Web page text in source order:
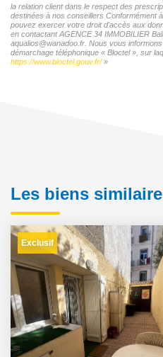
la relation client dans le respect des
destinées à nos conseillers Conformément
pouvez exercer votre droit d'accès aux
en contactant AGENCE 34 IMMOBILIER
aqualios@wanadoo.fr. Nous vous
démarchage téléphonique « Bloctel », sur
https://www.bloctel.gouv.fr/»
Les biens
Exclusif